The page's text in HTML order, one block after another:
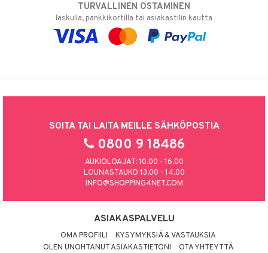
TURVALLINEN OSTAMINEN
laskulla, pankkikortilla tai asiakastilin kautta
SOITA TAI LAITA MEILLE SÄHKÖPOSTIA
0800 9 18486
AUKIOLOAJAT: 10.00 - 16.00
LOUNASTAUKO 13.00 - 14.00
INFO@SHOPPING4NET.COM
ASIAKASPALVELU
OMA PROFIILI
KYSYMYKSIÄ & VASTAUKSIA
OLEN UNOHTANUT ASIAKASTIETONI
OTA YHTEYTTÄ